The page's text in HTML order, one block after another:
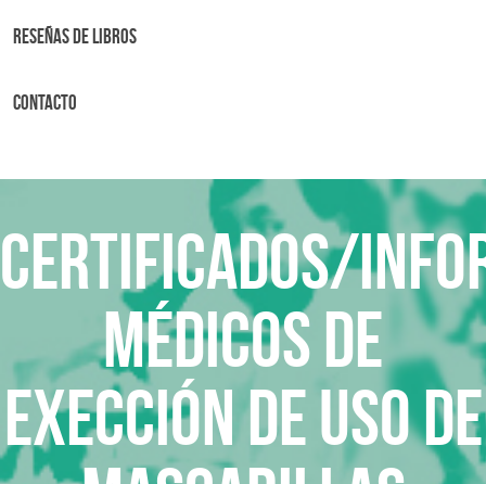
Reseñas de libros
Contacto
Certificados/
médicos de
exección de uso de